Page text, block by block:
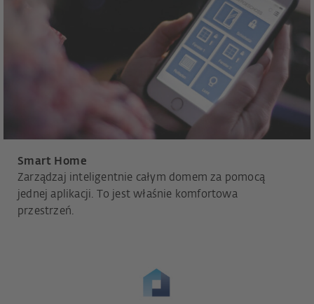
Smart Home
Zarządzaj inteligentnie całym domem za pomocą
jednej aplikacji. To jest właśnie komfortowa
przestrzeń.